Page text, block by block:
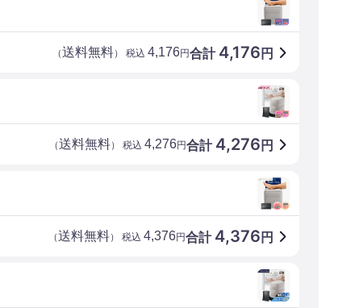
合計 4,176 円
（送料無料） 税込 4,176円
合計 4,276 円
（送料無料） 税込 4,276円
合計 4,376 円
（送料無料） 税込 4,376円